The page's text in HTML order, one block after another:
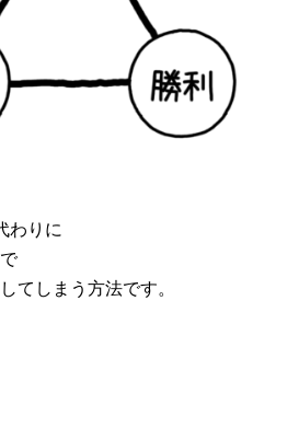
わりに
てしまう方法です。